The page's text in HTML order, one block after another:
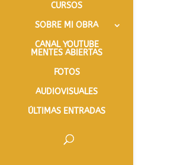
CURSOS
SOBRE MI OBRA
CANAL YOUTUBE
MENTES ABIERTAS
FOTOS
AUDIOVISUALES
ÚLTIMAS ENTRADAS